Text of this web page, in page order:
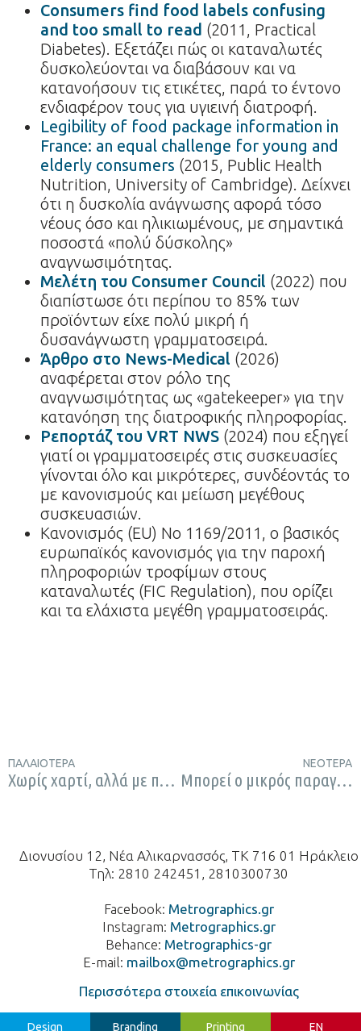
Consumers find food labels confusing
and too small to read (2011, Practical
Diabetes). Εξετάζει πώς οι καταναλωτές
δυσκολεύονται να διαβάσουν και να
κατανοήσουν τις ετικέτες, παρά το έντονο
ενδιαφέρον τους για υγιεινή διατροφή.
Legibility of food package information in
France: an equal challenge for young and
elderly consumers (2015, Public Health
Nutrition, University of Cambridge). Δείχνει
ότι η δυσκολία ανάγνωσης αφορά τόσο
νέους όσο και ηλικιωμένους, με σημαντικά
ποσοστά «πολύ δύσκολης»
αναγνωσιμότητας.
Μελέτη του Consumer Council (2022) που
διαπίστωσε ότι περίπου το 85% των
προϊόντων είχε πολύ μικρή ή
δυσανάγνωστη γραμματοσειρά.
Άρθρο στο News-Medical (2026)
αναφέρεται στον ρόλο της
αναγνωσιμότητας ως «gatekeeper» για την
κατανόηση της διατροφικής πληροφορίας.
Ρεπορτάζ του VRT NWS (2024) που εξηγεί
γιατί οι γραμματοσειρές στις συσκευασίες
γίνονται όλο και μικρότερες, συνδέοντάς το
με κανονισμούς και μείωση μεγέθους
συσκευασιών.
Κανονισμός (EU) No 1169/2011, ο βασικός
ευρωπαϊκός κανονισμός για την παροχή
πληροφοριών τροφίμων στους
καταναλωτές (FIC Regulation), που ορίζει
και τα ελάχιστα μεγέθη γραμματοσειράς.
ΠΑΛΑΙΌΤΕΡΑ
Χωρίς χαρτί, αλλά με ποιο κόστος;
ΝΕΌΤΕΡΑ
Μπορεί ο μικρός παραγωγός ελαιόλαδου να πουλήσει στο εξωτερικό; Ένα πρόβλημα στρατηγικής.
Διονυσίου 12, Νέα Αλικαρνασσός, ΤΚ 716 01 Ηράκλειο
Τηλ: 2810 242451, 2810300730
Facebook: Metrographics.gr
Instagram: Metrographics.gr
Behance: Metrographics-gr
E-mail: mailbox@metrographics.gr
Περισσότερα στοιχεία επικοινωνίας
Design Branding Printing EN